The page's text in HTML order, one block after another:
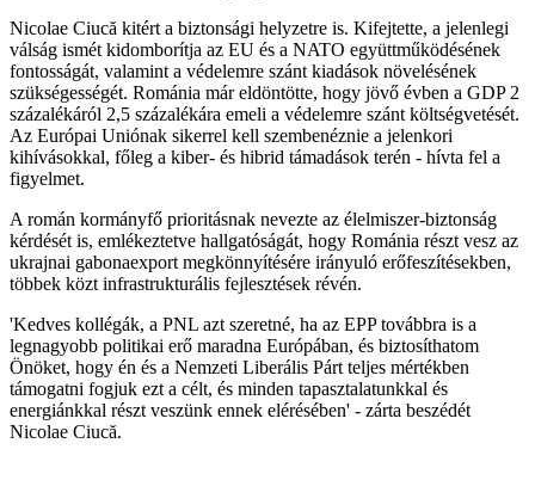
Nicolae Ciucă kitért a biztonsági helyzetre is. Kifejtette, a jelenlegi
válság ismét kidomborítja az EU és a NATO együttműködésének
fontosságát, valamint a védelemre szánt kiadások növelésének
szükségességét. Románia már eldöntötte, hogy jövő évben a GDP 2
százalékáról 2,5 százalékára emeli a védelemre szánt költségvetését.
Az Európai Uniónak sikerrel kell szembenéznie a jelenkori
kihívásokkal, főleg a kiber- és hibrid támadások terén - hívta fel a
figyelmet.
A román kormányfő prioritásnak nevezte az élelmiszer-biztonság
kérdését is, emlékeztetve hallgatóságát, hogy Románia részt vesz az
ukrajnai gabonaexport megkönnyítésére irányuló erőfeszítésekben,
többek közt infrastrukturális fejlesztések révén.
'Kedves kollégák, a PNL azt szeretné, ha az EPP továbbra is a
legnagyobb politikai erő maradna Európában, és biztosíthatom
Önöket, hogy én és a Nemzeti Liberális Párt teljes mértékben
támogatni fogjuk ezt a célt, és minden tapasztalatunkkal és
energiánkkal részt veszünk ennek elérésében' - zárta beszédét
Nicolae Ciucă.